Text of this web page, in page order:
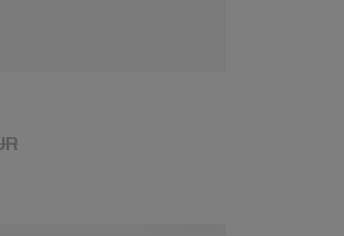
EUR
Aktionspreis: 19,99 EUR